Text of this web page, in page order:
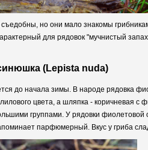
но они мало знакомы
для рядовок "мучнистый
(Lepista nuda)
до начала зимы. В народе рядовка
цвета, а шляпка - коричневая
группами. У рядовки
парфюмерный. Вкус у гриба